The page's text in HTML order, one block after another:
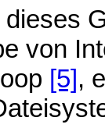
dieses
von
[5],